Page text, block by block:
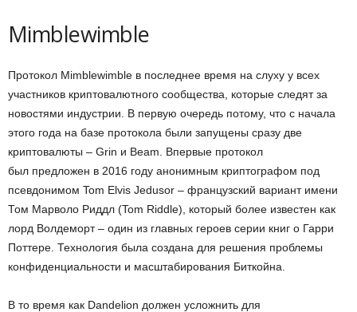
Mimblewimble
Протокол Mimblewimble в последнее время на слуху у всех
участников криптовалютного сообщества, которые следят за
новостями индустрии. В первую очередь потому, что с начала
этого года на базе протокола были запущены сразу две
криптовалюты – Grin и Beam. Впервые протокол
был предложен в 2016 году анонимным криптографом под
псевдонимом Tom Elvis Jedusor – французский вариант имени
Том Марволо Риддл (Tom Riddle), который более известен как
лорд Волдеморт – один из главных героев серии книг о Гарри
Поттере. Технология была создана для решения проблемы
конфиденциальности и масштабирования Биткойна.
В то время как Dandelion должен усложнить для